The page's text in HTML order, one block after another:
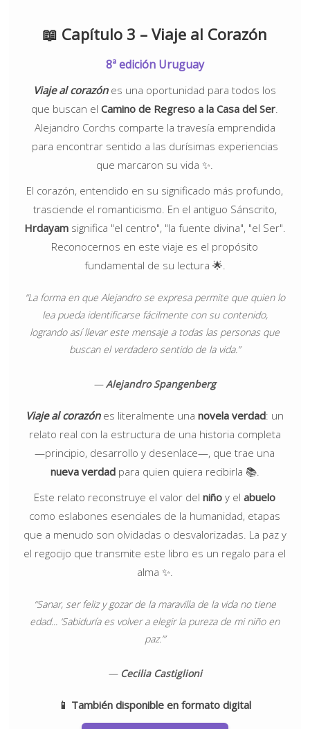
📖 Capítulo 3 – Viaje al Corazón
8ª edición Uruguay
Viaje al corazónes una oportunidad para todos los
que buscan elCamino de Regreso a la Casa del Ser
Alejandro Corchs comparte la travesía emprendida
para encontrar sentido a las durísimas experiencias
que marcaron su vida ✨.
El corazón, entendido en su significado más profundo,
trasciende el romanticismo. En el antiguo Sánscrito,
Hrdayamsignifica "el centro", "la fuente divina", "el Ser".
Reconocernos en este viaje es el propósito
fundamental de su lectura 🌟.
“La forma en que Alejandro se expresa permite que quien lo
lea pueda identificarse fácilmente con su contenido,
logrando así llevar este mensaje a todas las personas que
buscan el verdadero sentido de la vida.”
—Alejandro Spangenberg
Viaje al corazónes literalmente unanovela verdad: un
relato real con la estructura de una historia completa
—principio, desarrollo y desenlace—, que trae una
nueva verdadpara quien quiera recibirla 📚.
Este relato reconstruye el valor delniño y elabuelo
como eslabones esenciales de la humanidad, etapas
que a menudo son olvidadas o desvalorizadas. La paz y
el regocijo que transmite este libro es un regalo para el
alma ✨.
“Sanar, ser feliz y gozar de la maravilla de la vida no tiene
edad... ‘Sabiduría es volver a elegir la pureza de mi niño en
paz.’”
— Cecilia Castiglioni
📱 También disponible en formato digital